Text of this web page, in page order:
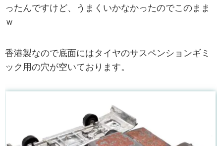
ったんですけど、うまくいかなかったのでこのまま
ｗ
香港製なので底面にはタイヤのサスペンションギミ
ック用の穴が空いております。